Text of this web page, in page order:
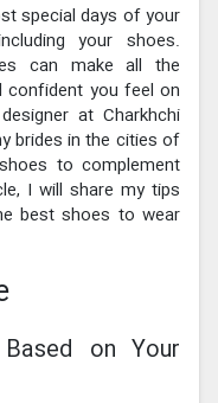
special days of your
your shoes.
can make all the
you feel on
at Charkhchi
brides in the cities of
to complement
I will share my tips
best shoes to wear
on Your